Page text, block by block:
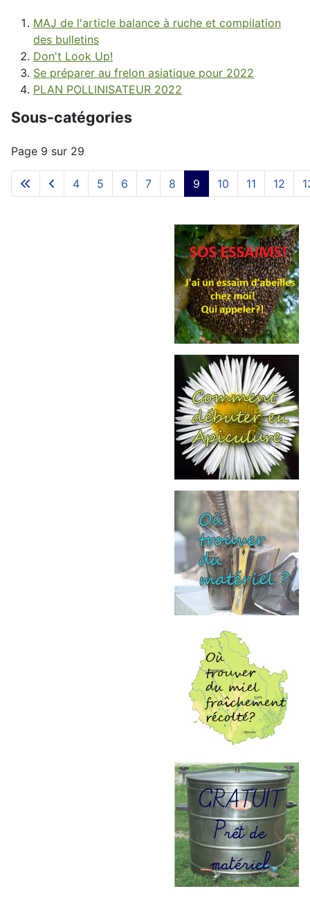
MAJ de l'article balance à ruche et compilation
des bulletins
Don't Look Up!
Se préparer au frelon asiatique pour 2022
PLAN POLLINISATEUR 2022
Sous-catégories
Page 9 sur 29
4 5 6 7 8 9 10 11 12